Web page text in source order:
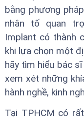
bằng phương
nhân tố quan
Implant có thành
khi lựa chọn một
hãy tìm hiểu bác
xem xét những
hành nghề, kinh
Tại TPHCM có